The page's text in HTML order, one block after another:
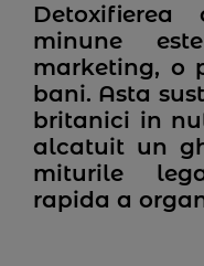
minune
marketing, o
bani. Asta
britanici in
alcatuit un
miturile
rapida a